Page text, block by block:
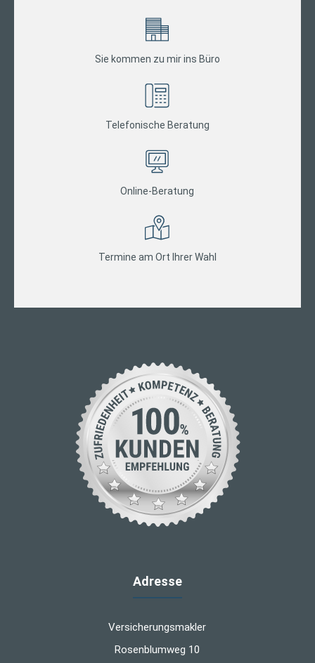
Sie kommen zu mir ins Büro
Telefonische Beratung
Online-Beratung
Termine am Ort Ihrer Wahl
Adresse
Versicherungsmakler
Rosenblumweg 10